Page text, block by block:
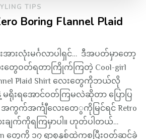
TIPS
Boring Flannel Plaid
ားလုံးမင်္ဂလာပါရှင်… ဒီအပတ်မှာတော့
ေဝတ်ရတာကြိုက်ကြတဲ့ Cool-girl
Plaid Shirt လေးတွေကိုဘယ်လို
နဲ့ မရိုးရအောင်ဝတ်ကြမလဲဆိုတာ ပြောပြ
အကွက်အင်္ကျီလေးတေွကိုမြင်ရင် Retro
ားချက်ကိုရကြမှာပါ။ ဟုတ်ပါတယ်…
တွေကို ၁၇ ရာစုနှစ်ထဲကစပြီးဝတ်ဆင်ခဲ့